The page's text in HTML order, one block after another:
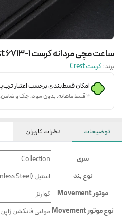
ساعت مچی مردانه کرست Crest 6713-1
برند:کرست Crest
امکان قسط‌بندی برحسب اعتبار
۴ قسط ماهانه. بدون سود، چک و ضامن.
توضیحات نظرات کاربران
سری
Collection
نوع بند
استیل (Stainless Steel)
موتور Movement
کوارتز
نوع موتور Movement
مولتی فانکشن ژاپن